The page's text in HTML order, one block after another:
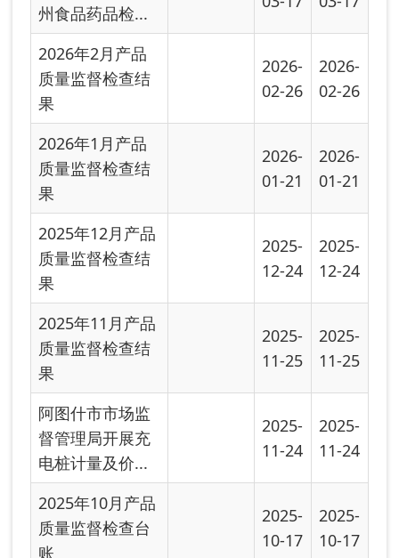
2025年11月产品
质量监督检查结
果
2025-
2025-
阿图什市市场监
督管理局开展充
电桩计量及价...
11-24
11-24
2025年10月产品
质量监督检查台
账
2025-
2025年9月产品
质量监督检查结
果
09-30
2025年8月产品
质量监督检查结
果
2025-
08-26
【监管关注】充
电宝新规则！8月
15日起实施
08-10
2025年阿图什市
产品质量监督抽
查计划
2025-
2025-
2025年6月产品